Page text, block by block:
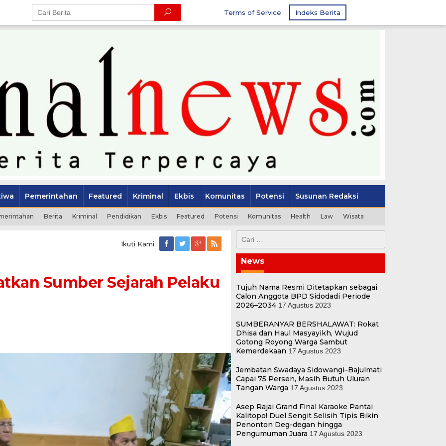
Terms of Service Indeks Berita
Pemerintahan Featured Kriminal Ekbis Komunitas Potensi Susunan Redaksi
Berita Kriminal Pendidikan Ekbis Featured Potensi Komunitas Health Law Wisata
Ikuti Kami
Sumber Sejarah Pelaku
untuk:
News
Tujuh Nama Resmi Ditetapkan sebagai
Calon Anggota BPD Sidodadi Periode
2026–2034 17 Agustus 2023
SUMBERANYAR BERSHALAWAT: Rokat
Dhisa dan Haul Masyayikh, Wujud
Gotong Royong Warga Sambut
Kemerdekaan 17 Agustus 2023
Jembatan Swadaya Sidowangi–Bajulmati
Capai 75 Persen, Masih Butuh Uluran
Tangan Warga 17 Agustus 2023
Asep Rajai Grand Final Karaoke Pantai
Kalitopo! Duel Sengit Selisih Tipis Bikin
Penonton Deg-degan hingga
Pengumuman Juara 17 Agustus 2023